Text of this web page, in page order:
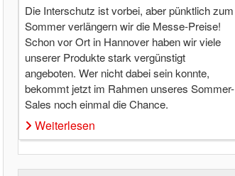
Die Interschutz ist vorbei, aber pünktlich zum
Sommer verlängern wir die Messe-Preise!
Schon vor Ort in Hannover haben wir viele
unserer Produkte stark vergünstigt
angeboten. Wer nicht dabei sein konnte,
bekommt jetzt im Rahmen unseres Sommer-
Sales noch einmal die Chance.
Weiterlesen